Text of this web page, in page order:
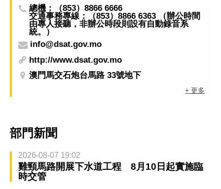
總機：（853）8866 6666
交通事務專線：（853）8866 6363 （辦公時間
由專人接聽，非辦公時段則設有自動錄音系
統。）
info@dsat.gov.mo
http://www.dsat.gov.mo
澳門馬交石炮台馬路 33號地下
+ 更多
部門新聞
2026-08-07 19:02
雞頸馬路開展下水道工程 8月10日起實施臨
時交管